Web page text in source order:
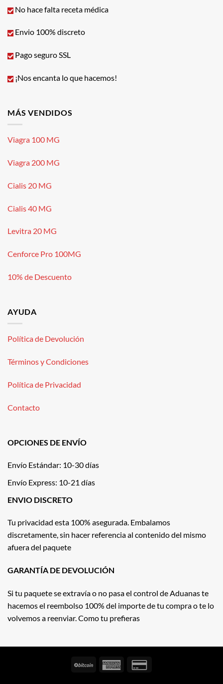
No hace falta receta médica
Envio 100% discreto
Pago seguro SSL
¡Nos encanta lo que hacemos!
MÁS VENDIDOS
Viagra 100 MG
Viagra 200 MG
Cialis 20 MG
Cialis 40 MG
Levitra 20 MG
Cenforce Pro 100MG
10% de Descuento
AYUDA
Política de Devolución
Términos y Condiciones
Política de Privacidad
Contacto
OPCIONES DE ENVÍO
Envío Estándar: 10-30 días
Envío Express: 10-21 días
ENVIO DISCRETO
Tu privacidad esta 100% asegurada. Embalamos
discretamente, sin hacer referencia al contenido del mismo
afuera del paquete
GARANTÍA DE DEVOLUCIÓN
Si tu paquete se extravía o no pasa el control de Aduanas te
hacemos el reembolso 100% del importe de tu compra o te lo
volvemos a reenviar. Como tu prefieras
BitCoin
American